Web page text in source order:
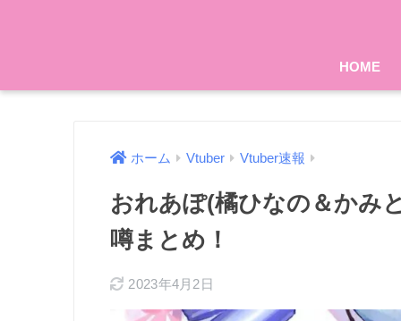
HOME
ホーム Vtuber Vtuber速報
おれあぽ(橘ひなの＆かみ
噂まとめ！
2023年4月2日